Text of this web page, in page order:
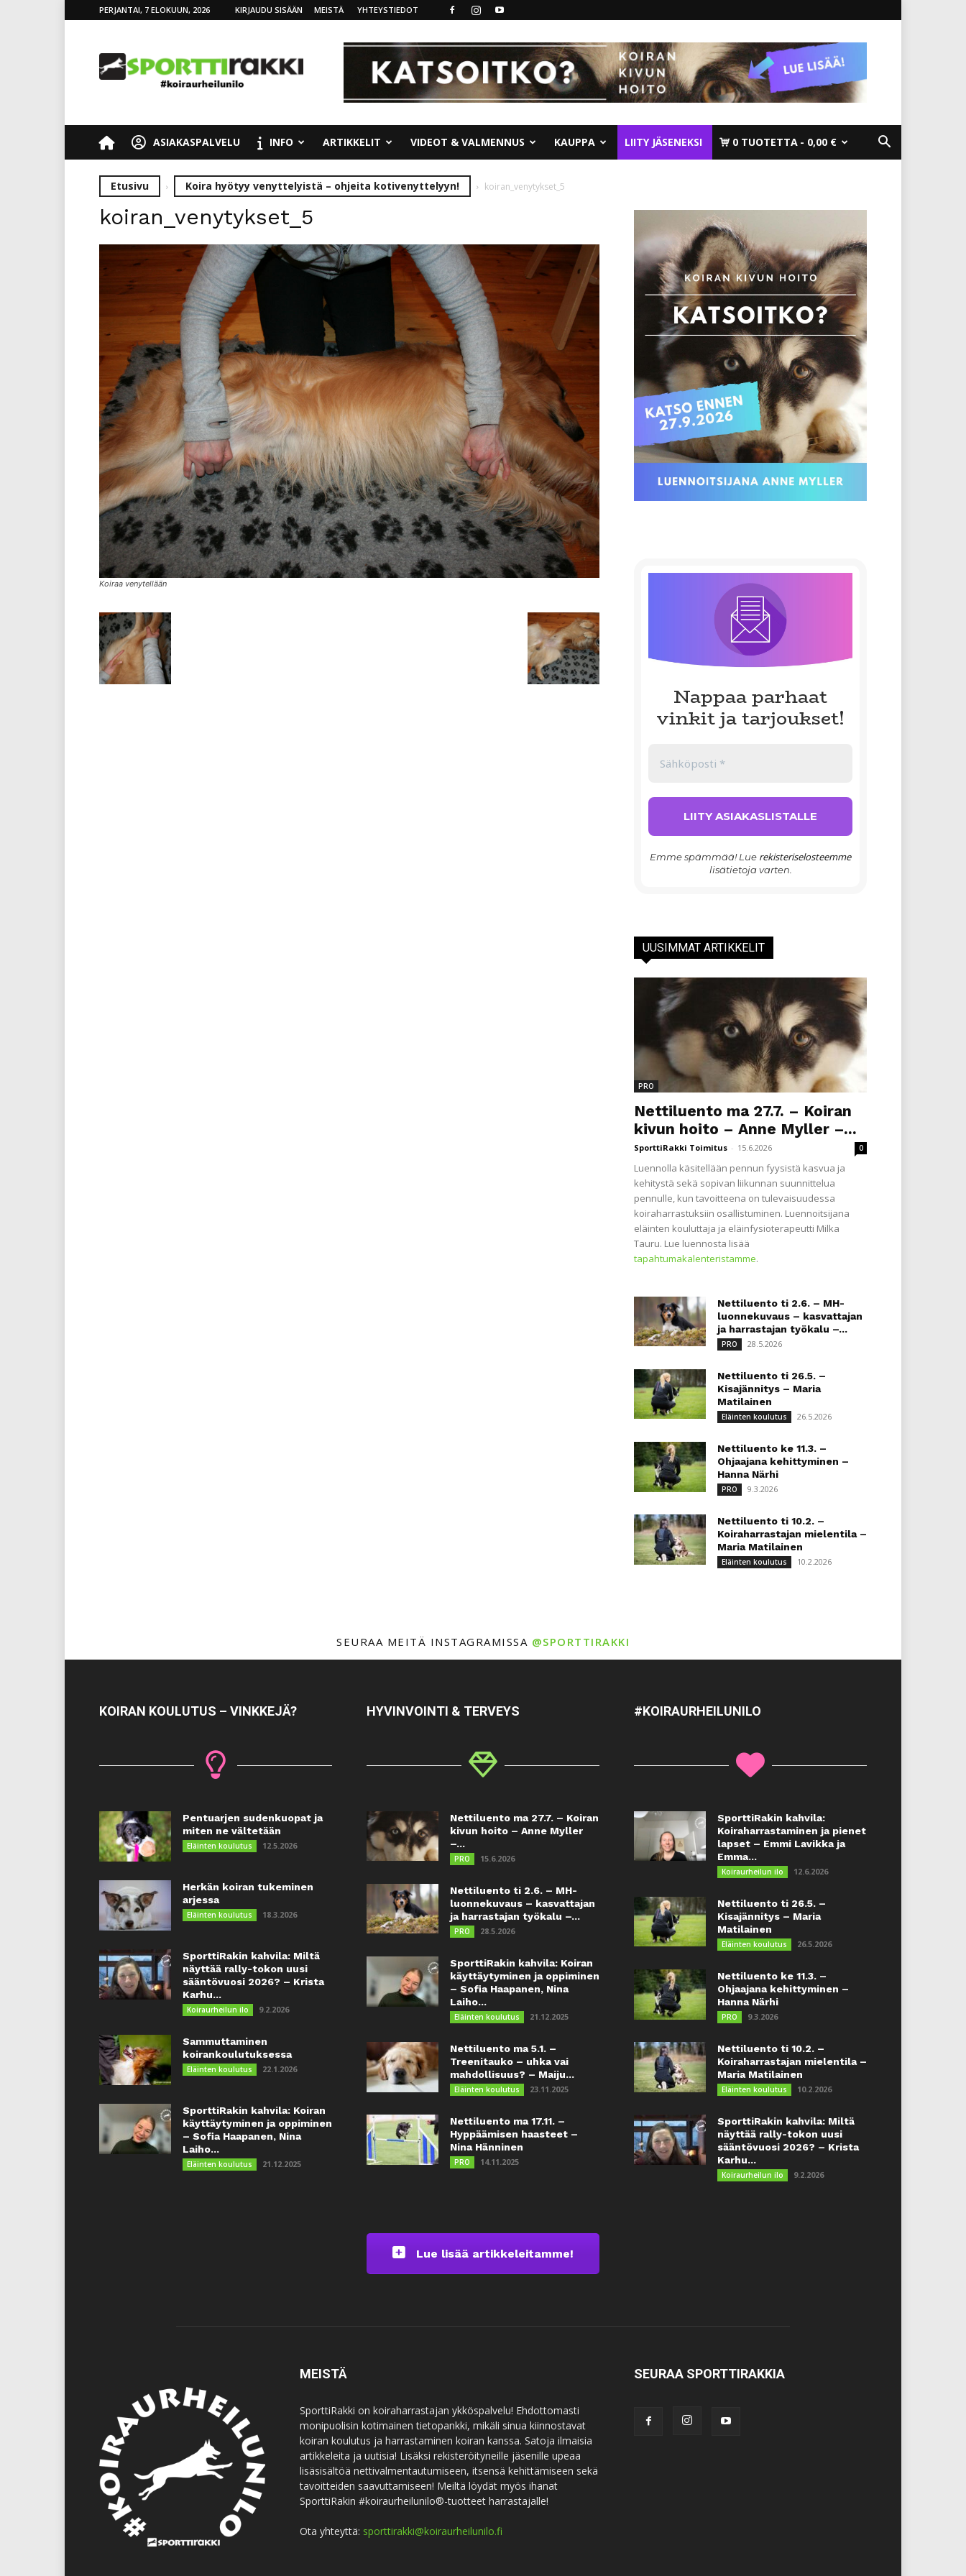
PERJANTAI, 7 ELOKUUN, 2026 KIRJAUDU SISÄÄN MEISTÄ YHTEYSTIEDOT
ASIAKASPALVELU INFO ARTIKKELIT VIDEOT & VALMENNUS KAUPPA LIITY JÄSENEKSI 0 TUOTETTA 0,00 €
Etusivu Koira hyötyy venyttelyistä – ohjeita kotivenyttelyyn! koiran_venytykset_5
koiran_venytykset_5
Koiraa venytellään
Nappaa parhaat
vinkit ja tarjoukset!
Emme spämmää! Lue rekisteriselosteemme
lisätietoja varten.
UUSIMMAT ARTIKKELIT
PRO
Nettiluento ma 27.7. – Koiran
kivun hoito – Anne Myller –...
SporttiRakki Toimitus - 15.6.2026 0
Luennolla käsitellään pennun fyysistä kasvua ja
kehitystä sekä sopivan liikunnan suunnittelua
pennulle, kun tavoitteena on tulevaisuudessa
koiraharrastuksiin osallistuminen. Luennoitsijana
eläinten kouluttaja ja eläinfysioterapeutti Milka
Tauru. Lue luennosta lisää
tapahtumakalenteristamme.
Nettiluento ti 2.6. – MH-
luonnekuvaus – kasvattajan
ja harrastajan työkalu –...
PRO 28.5.2026
Nettiluento ti 26.5. –
Kisajännitys – Maria
Matilainen
Eläinten koulutus 26.5.2026
Nettiluento ke 11.3. –
Ohjaajana kehittyminen –
Hanna Närhi
PRO 9.3.2026
Nettiluento ti 10.2. –
Koiraharrastajan mielentila –
Maria Matilainen
Eläinten koulutus 10.2.2026
SEURAA MEITÄ INSTAGRAMISSA @SPORTTIRAKKI
KOIRAN KOULUTUS – VINKKEJÄ?
Pentuarjen sudenkuopat ja
miten ne vältetään
Eläinten koulutus 12.5.2026
Herkän koiran tukeminen
arjessa
Eläinten koulutus 18.3.2026
SporttiRakin kahvila: Miltä
näyttää rally-tokon uusi
sääntövuosi 2026? – Krista
Karhu...
Koiraurheilun ilo 9.2.2026
Sammuttaminen
koirankoulutuksessa
Eläinten koulutus 22.1.2026
SporttiRakin kahvila: Koiran
käyttäytyminen ja oppiminen
– Sofia Haapanen, Nina
Laiho...
Eläinten koulutus 21.12.2025
HYVINVOINTI & TERVEYS
Nettiluento ma 27.7. – Koiran
kivun hoito – Anne Myller
–...
PRO 15.6.2026
Nettiluento ti 2.6. – MH-
luonnekuvaus – kasvattajan
ja harrastajan työkalu –...
PRO 28.5.2026
SporttiRakin kahvila: Koiran
käyttäytyminen ja oppiminen
– Sofia Haapanen, Nina
Laiho...
Eläinten koulutus 21.12.2025
Nettiluento ma 5.1. –
Treenitauko – uhka vai
mahdollisuus? – Maiju...
Eläinten koulutus 23.11.2025
Nettiluento ma 17.11. –
Hyppäämisen haasteet –
Nina Hänninen
PRO 14.11.2025
Lue lisää artikkeleitamme!
#KOIRAURHEILUNILO
SporttiRakin kahvila:
Koiraharrastaminen ja pienet
lapset – Emmi Lavikka ja
Emma...
Koiraurheilun ilo 12.6.2026
Nettiluento ti 26.5. –
Kisajännitys – Maria
Matilainen
Eläinten koulutus 26.5.2026
Nettiluento ke 11.3. –
Ohjaajana kehittyminen –
Hanna Närhi
PRO 9.3.2026
Nettiluento ti 10.2. –
Koiraharrastajan mielentila –
Maria Matilainen
Eläinten koulutus 10.2.2026
SporttiRakin kahvila: Miltä
näyttää rally-tokon uusi
sääntövuosi 2026? – Krista
Karhu...
Koiraurheilun ilo 9.2.2026
MEISTÄ
SporttiRakki on koiraharrastajan ykköspalvelu! Ehdottomasti
monipuolisin kotimainen tietopankki, mikäli sinua kiinnostavat
koiran koulutus ja harrastaminen koiran kanssa. Satoja ilmaisia
artikkeleita ja uutisia! Lisäksi rekisteröityneille jäsenille upeaa
lisäsisältöä nettivalmentautumiseen, itsensä kehittämiseen sekä
tavoitteiden saavuttamiseen! Meiltä löydät myös ihanat
SporttiRakin #koiraurheilunilo®-tuotteet harrastajalle!
Ota yhteyttä: sporttirakki@koiraurheilunilo.fi
SEURAA SPORTTIRAKKIA